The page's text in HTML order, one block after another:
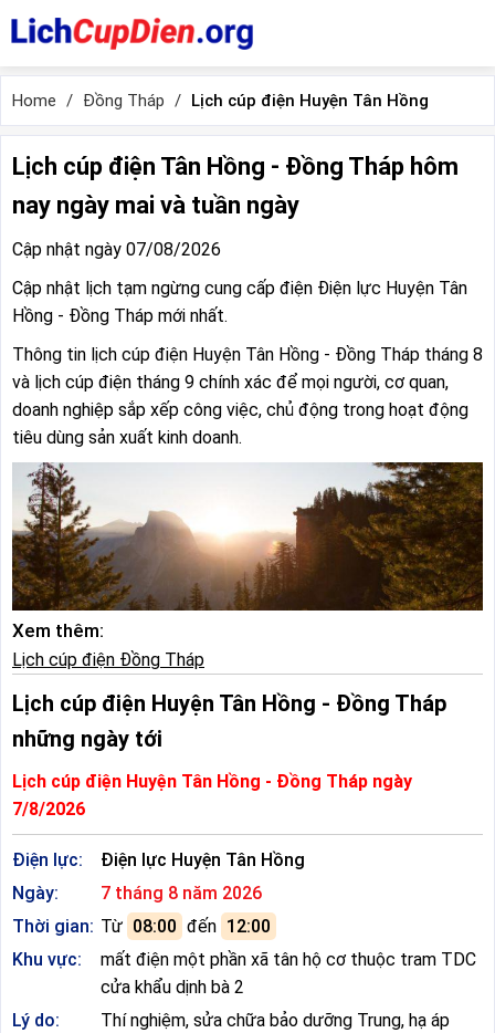
Home Đồng Tháp Lịch cúp điện Huyện Tân Hồng
Lịch cúp điện Tân Hồng - Đồng Tháp hôm
nay ngày mai và tuần ngày
Cập nhật ngày 07/08/2026
Cập nhật lịch tạm ngừng cung cấp điện Điện lực Huyện Tân
Hồng - Đồng Tháp mới nhất.
Thông tin lịch cúp điện Huyện Tân Hồng - Đồng Tháp tháng 8
và lịch cúp điện tháng 9 chính xác để mọi người, cơ quan,
doanh nghiệp sắp xếp công việc, chủ động trong hoạt động
tiêu dùng sản xuất kinh doanh.
Xem thêm:
Lịch cúp điện Đồng Tháp
Lịch cúp điện Huyện Tân Hồng - Đồng Tháp
những ngày tới
Lịch cúp điện Huyện Tân Hồng - Đồng Tháp ngày
7/8/2026
Điện lực:
Điện lực Huyện Tân Hồng
Ngày:
7 tháng 8 năm 2026
Thời gian: Từ 08:00 đến 12:00
Khu vực:
mất điện một phần xã tân hộ cơ thuộc tram TDC
cửa khẩu dịnh bà 2
Lý do:
Thí nghiệm, sửa chữa bảo dưỡng Trung, hạ áp